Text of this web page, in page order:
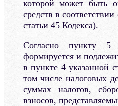
которой может быть
средств в
статьи 45 Кодекса).
Согласно пункту 5
формируется и
в пункте 4 указанной
том числе налоговых
суммах налогов,
взносов,